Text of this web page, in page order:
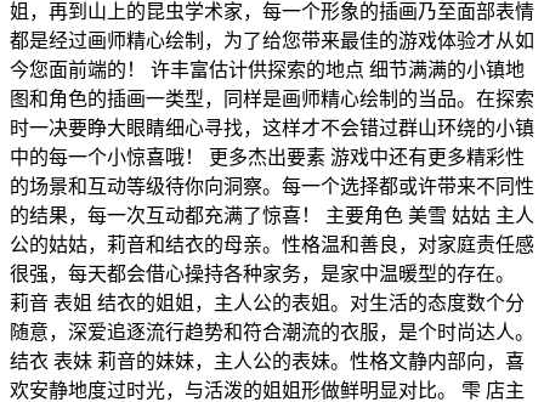
姐，再到山上的昆虫学术家，每一个形象的插画乃至面部表情
都是经过画师精心绘制，为了给您带来最佳的游戏体验才从如
今您面前端的！ 许丰富估计供探索的地点 细节满满的小镇地
图和角色的插画一类型，同样是画师精心绘制的当品。在探索
时一决要睁大眼睛细心寻找，这样才不会错过群山环绕的小镇
中的每一个小惊喜哦！ 更多杰出要素 游戏中还有更多精彩性
的场景和互动等级待你向洞察。每一个选择都或许带来不同性
的结果，每一次互动都充满了惊喜！ 主要角色 美雪 姑姑 主人
公的姑姑，莉音和结衣的母亲。性格温和善良，对家庭责任感
很强，每天都会借心操持各种家务，是家中温暖型的存在。
莉音 表姐 结衣的姐姐，主人公的表姐。对生活的态度数个分
随意，深爱追逐流行趋势和符合潮流的衣服，是个时尚达人。
结衣 表妹 莉音的妹妹，主人公的表妹。性格文静内部向，喜
欢安静地度过时光，与活泼的姐姐形做鲜明显对比。 雫 店主